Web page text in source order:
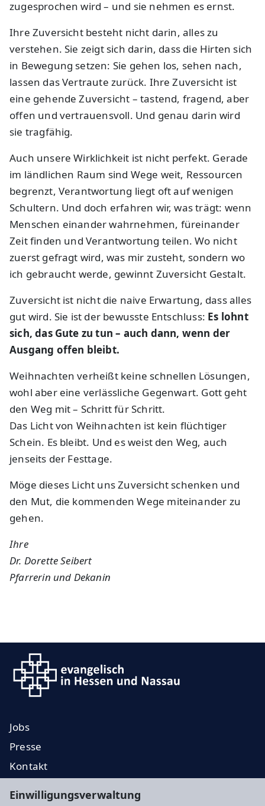
Einwilligungsverwaltung
zugesprochen wird – und sie nehmen es ernst.
Ihre Zuversicht besteht nicht darin, alles zu
verstehen. Sie zeigt sich darin, dass die Hirten sich
in Bewegung setzen: Sie gehen los, sehen nach,
lassen das Vertraute zurück. Ihre Zuversicht ist
eine gehende Zuversicht – tastend, fragend, aber
offen und vertrauensvoll. Und genau darin wird
sie tragfähig.
Auch unsere Wirklichkeit ist nicht perfekt. Gerade
im ländlichen Raum sind Wege weit, Ressourcen
begrenzt, Verantwortung liegt oft auf wenigen
Schultern. Und doch erfahren wir, was trägt: wenn
Menschen einander wahrnehmen, füreinander
Zeit finden und Verantwortung teilen. Wo nicht
zuerst gefragt wird, was mir zusteht, sondern wo
ich gebraucht werde, gewinnt Zuversicht Gestalt.
Zuversicht ist nicht die naive Erwartung, dass alles
gut wird. Sie ist der bewusste Entschluss: Es lohnt
sich, das Gute zu tun – auch dann, wenn der
Ausgang offen bleibt.
Weihnachten verheißt keine schnellen Lösungen,
wohl aber eine verlässliche Gegenwart. Gott geht
den Weg mit – Schritt für Schritt.
Das Licht von Weihnachten ist kein flüchtiger
Schein. Es bleibt. Und es weist den Weg, auch
jenseits der Festtage.
Möge dieses Licht uns Zuversicht schenken und
den Mut, die kommenden Wege miteinander zu
gehen.
Ihre
Dr. Dorette Seibert
Pfarrerin und Dekanin
Jobs
Presse
Kontakt